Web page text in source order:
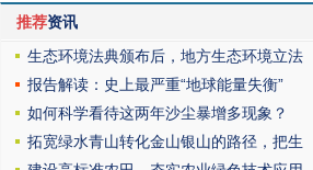
推荐资讯
生态环境法典颁布后，地方生态环境立法
报告解读：史上最严重“地球能量失衡”
如何科学看待这两年沙尘暴增多现象？
拓宽绿水青山转化金山银山的路径，把生